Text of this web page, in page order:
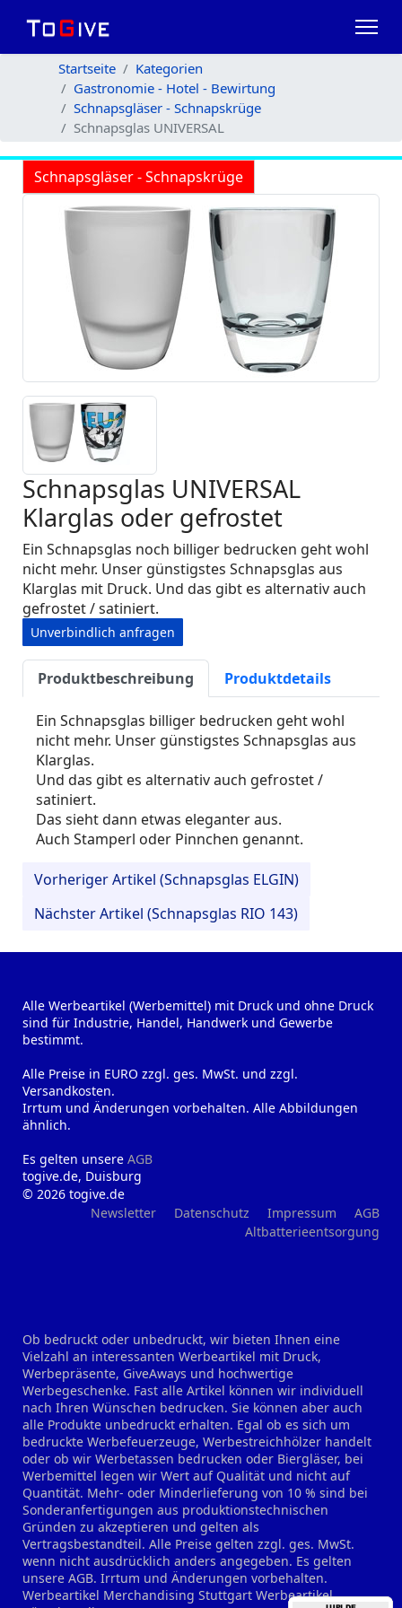
Startseite
Kategorien
Gastronomie - Hotel - Bewirtung
Schnapsgläser - Schnapskrüge
Schnapsglas UNIVERSAL
Schnapsgläser - Schnapskrüge
Schnapsglas UNIVERSAL
Klarglas oder gefrostet
Ein Schnapsglas noch billiger bedrucken geht wohl
nicht mehr. Unser günstigstes Schnapsglas aus
Klarglas mit Druck. Und das gibt es alternativ auch
gefrostet / satiniert.
Unverbindlich anfragen
Produktbeschreibung Produktdetails
Ein Schnapsglas billiger bedrucken geht wohl
nicht mehr. Unser günstigstes Schnapsglas aus
Klarglas.
Und das gibt es alternativ auch gefrostet /
satiniert.
Das sieht dann etwas eleganter aus.
Auch Stamperl oder Pinnchen genannt.
Vorheriger Artikel (Schnapsglas ELGIN)
Nächster Artikel (Schnapsglas RIO 143)
Alle Werbeartikel (Werbemittel) mit Druck und ohne Druck
sind für Industrie, Handel, Handwerk und Gewerbe
bestimmt.
Alle Preise in EURO zzgl. ges. MwSt. und zzgl.
Versandkosten.
Irrtum und Änderungen vorbehalten. Alle Abbildungen
ähnlich.
Es gelten unsere AGB
togive.de, Duisburg
© 2026 togive.de
Newsletter
Datenschutz Impressum
AGB
Altbatterieentsorgung
Ob bedruckt oder unbedruckt, wir bieten Ihnen eine
Vielzahl an interessanten Werbeartikel mit Druck,
Werbepräsente, GiveAways und hochwertige
Werbegeschenke. Fast alle Artikel können wir individuell
nach Ihren Wünschen bedrucken. Sie können aber auch
alle Produkte unbedruckt erhalten. Egal ob es sich um
bedruckte Werbefeuerzeuge, Werbestreichhölzer handelt
oder ob wir Werbetassen bedrucken oder Biergläser, bei
Werbemittel legen wir Wert auf Qualität und nicht auf
Quantität. Mehr- oder Minderlieferung von 10 % sind bei
Sonderanfertigungen aus produktionstechnischen
Gründen zu akzeptieren und gelten als
Vertragsbestandteil. Alle Preise gelten zzgl. ges. MwSt.
wenn nicht ausdrücklich anders angegeben. Es gelten
unsere AGB. Irrtum und Änderungen vorbehalten.
Werbeartikel Merchandising Stuttgart Werbeartikel